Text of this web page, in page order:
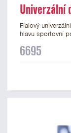
Univerzální
Fialový
hlavu sportovní
formátu A4 a
motivem vítězů
6695